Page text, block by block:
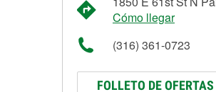
Cómo llegar
(316) 361-0723
FOLLETO DE OFERTAS